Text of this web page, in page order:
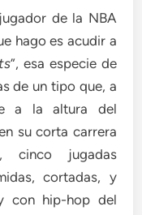
de la NBA
hago es acudir a
”, esa especie de
de un tipo que, a
a la altura del
su corta carrera
cinco jugadas
cortadas, y
con hip-hop del